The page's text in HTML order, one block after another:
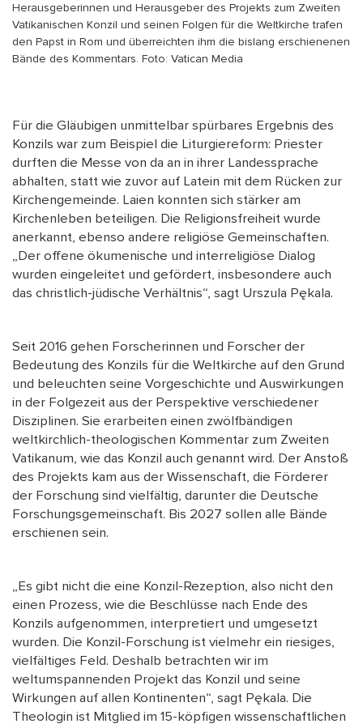
Herausgeberinnen und Herausgeber des Projekts zum Zweiten
Vatikanischen Konzil und seinen Folgen für die Weltkirche trafen
den Papst in Rom und überreichten ihm die bislang erschienenen
Bände des Kommentars. Foto: Vatican Media
Für die Gläubigen unmittelbar spürbares Ergebnis des
Konzils war zum Beispiel die Liturgiereform: Priester
durften die Messe von da an in ihrer Landessprache
abhalten, statt wie zuvor auf Latein mit dem Rücken zur
Kirchengemeinde. Laien konnten sich stärker am
Kirchenleben beteiligen. Die Religionsfreiheit wurde
anerkannt, ebenso andere religiöse Gemeinschaften.
„Der offene ökumenische und interreligiöse Dialog
wurden eingeleitet und gefördert, insbesondere auch
das christlich-jüdische Verhältnis“, sagt Urszula Pękala.
Seit 2016 gehen Forscherinnen und Forscher der
Bedeutung des Konzils für die Weltkirche auf den Grund
und beleuchten seine Vorgeschichte und Auswirkungen
in der Folgezeit aus der Perspektive verschiedener
Disziplinen. Sie erarbeiten einen zwölfbändigen
weltkirchlich-theologischen Kommentar zum Zweiten
Vatikanum, wie das Konzil auch genannt wird. Der Anstoß
des Projekts kam aus der Wissenschaft, die Förderer
der Forschung sind vielfältig, darunter die Deutsche
Forschungsgemeinschaft. Bis 2027 sollen alle Bände
erschienen sein.
„Es gibt nicht die eine Konzil-Rezeption, also nicht den
einen Prozess, wie die Beschlüsse nach Ende des
Konzils aufgenommen, interpretiert und umgesetzt
wurden. Die Konzil-Forschung ist vielmehr ein riesiges,
vielfältiges Feld. Deshalb betrachten wir im
weltumspannenden Projekt das Konzil und seine
Wirkungen auf allen Kontinenten“, sagt Pękala. Die
Theologin ist Mitglied im 15-köpfigen wissenschaftlichen